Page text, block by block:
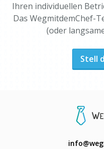
Ihren individuellen
Das WegmitdemChef-
(oder
Stell